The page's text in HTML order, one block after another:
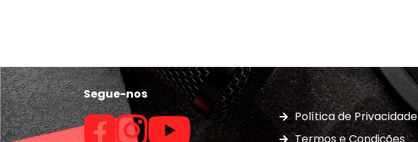
Segue-nos
Política de Privacidade